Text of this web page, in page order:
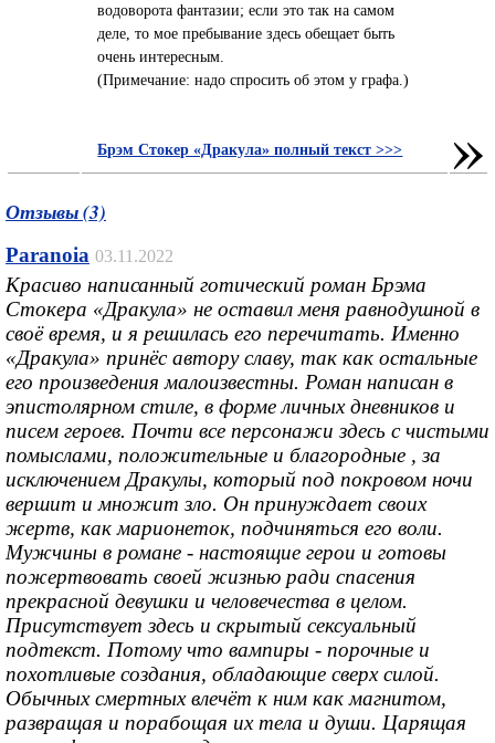
водоворота фантазии; если это так на самом
деле, то мое пребывание здесь обещает быть
очень интересным.
(Примечание: надо спросить об этом у графа.)
Брэм Стокер «Дракула» полный текст >>> »
Отзывы (3)
Paranoia 03.11.2022
Красиво написанный готический роман Брэма
Стокера «Дракула» не оставил меня равнодушной в
своё время, и я решилась его перечитать. Именно
«Дракула» принёс автору славу, так как остальные
его произведения малоизвестны. Роман написан в
эпистолярном стиле, в форме личных дневников и
писем героев. Почти все персонажи здесь с чистыми
помыслами, положительные и благородные , за
исключением Дракулы, который под покровом ночи
вершит и множит зло. Он принуждает своих
жертв, как марионеток, подчиняться его воли.
Мужчины в романе - настоящие герои и готовы
пожертвовать своей жизнью ради спасения
прекрасной девушки и человечества в целом.
Присутствует здесь и скрытый сексуальный
подтекст. Потому что вампиры - порочные и
похотливые создания, обладающие сверх силой.
Обычных смертных влечёт к ним как магнитом,
развращая и порабощая их тела и души. Царящая